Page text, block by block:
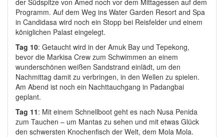
Programm. Auf dem Weg ins Water Garden Resort and Spa
in Candidasa wird noch ein Stopp bei Reisfelder und einem
königlichen Palast eingelegt.
Tag 10: Getaucht wird in der Amuk Bay und Tepekong,
bevor die Markisa Crew zum Schwimmen an einem
wunderschönen weißen Sandstrand einlädt, um den
Nachmittag damit zu verbringen, in den Wellen zu spielen.
Am Abend ist noch ein Nachttauchgang in Padangbai
geplant.
Tag 11: Mit einem Schnellboot geht es nach Nusa Penida
zum Tauchen – um Mantas zu sehen und mit etwas Glück
den schwersten Knochenfisch der Welt, dem Mola Mola.